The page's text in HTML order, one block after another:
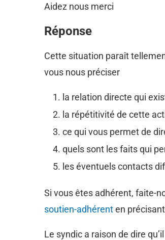
Aidez nous merci
Réponse
Cette situation paraît
vous nous préciser
la relation directe qui
la répétitivité de cette
ce qui vous permet de
quels sont les faits qui
les éventuels contacts
Si vous êtes adhérent, faite-
soutien-adhérenten
Le syndic a raison de dire